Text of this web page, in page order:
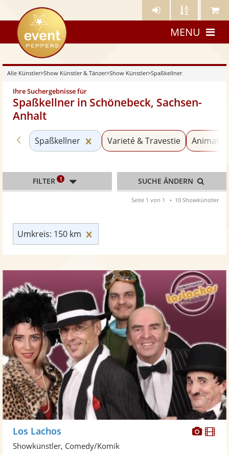
Künstler- Künstler Meine
eventpeppers
MENU
Alle Künstler>Show Künstler & Tänzer>Show Künstler>Spaßkellner
Ihre Suchergebnisse für
Spaßkellner in Schönebeck, Sachsen-
Anhalt
Zurück zu «Show Künstler»
Spaßkellner Kategorie «Spaßkellner»
Varieté & Travestie
Umkreis: 150 km
FILTER 1 SUCHE ÄNDERN
Seite 1 von 1 10 Showkünstler
Los Lachos
Showkünstler, Comedy/Komik